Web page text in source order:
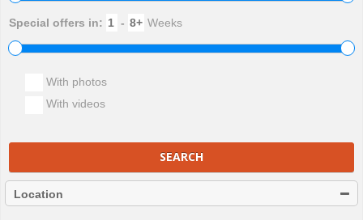
Special offers in: - Weeks
With photos
With videos
SEARCH
Location